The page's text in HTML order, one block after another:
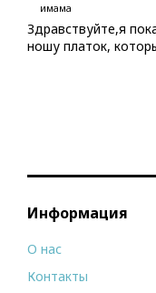
имама
Здравствуйте,я
ношу платок,
Информация
О нас
Контакты